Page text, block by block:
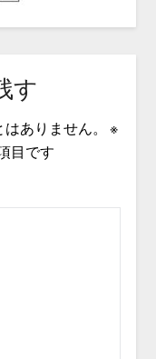
す
ありません。
※
目です